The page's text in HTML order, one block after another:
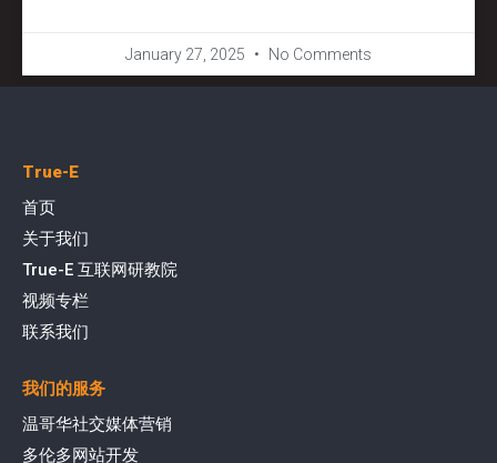
January 27, 2025 No Comments
True-E
首页
关于我们
True-E 互联网研教院
视频专栏
联系我们
我们的服务
温哥华社交媒体营销
多伦多网站开发